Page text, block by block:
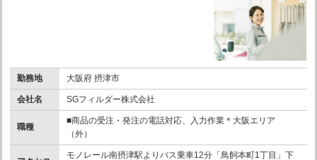
勤務地 大阪府 摂津市
会社名 SGフィルダー株式会社
職種
■商品の受注・発注の電話対応、入力作業＊大阪エリア
（外）
モノレール南摂津駅よりバス乗車12分「鳥飼本町1丁目」下